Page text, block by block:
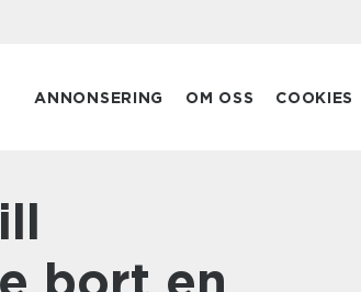
ANNONSERING OM OSS COOKIES